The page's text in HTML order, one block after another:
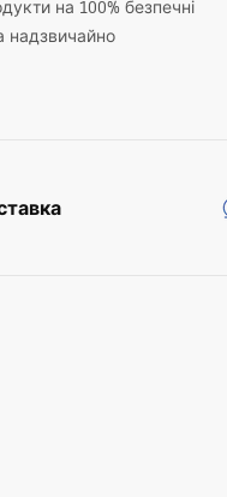
на 100% безпечні
надзвичайно